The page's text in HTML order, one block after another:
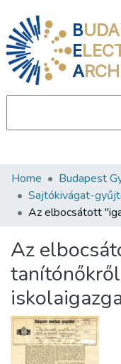
B
E
A
Communities &
All of DSpace
About us
Home Budapest
Sajtókivágat-
Az